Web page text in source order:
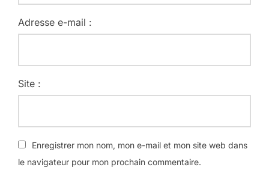
Adresse e-mail :
Site :
Enregistrer mon nom, mon e-mail et mon site web dans
le navigateur pour mon prochain commentaire.